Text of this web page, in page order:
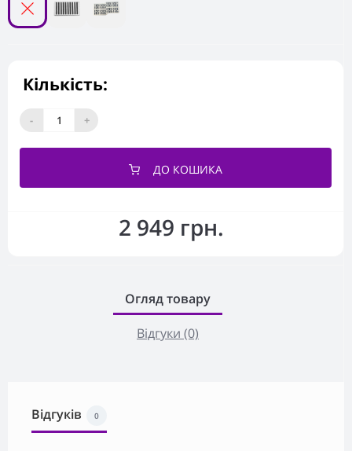
2 949 грн.
Кількість:
- +
ДО КОШИКА
Огляд товару
Відгуки (0)
Відгуків 0